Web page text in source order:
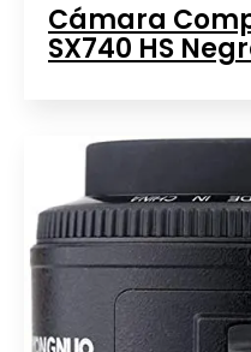
Cámara
SX740 HS